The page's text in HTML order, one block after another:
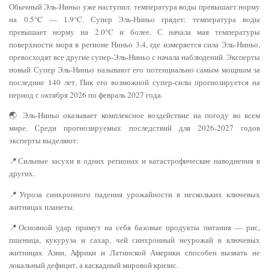
Обычный Эль-Ниньо уже наступил: температура воды превышает норму
на 0.5°C — 1.9°C. Супер Эль-Ниньо грядет: температура воды
превышает норму на 2.0°C и более. С начала мая температуры
поверхности моря в регионе Ниньо 3.4, где измеряется сила Эль-Ниньо,
превосходят все другие супер-Эль-Ниньо с начала наблюдений. Эксперты
новый Супер Эль-Ниньо называют его потенциально самым мощным за
последние 140 лет. Пик его возможной супер-силы прогнозируется на
период с октября 2026 по февраль 2027 года.
🌏 Эль-Ниньо оказывает комплексное воздействие на погоду во всем
мире. Среди прогнозируемых последствий для 2026-2027 годов
эксперты выделяют:
📍Сильные засухи в одних регионах и катастрофические наводнения в
других.
📍Угроза синхронного падения урожайности в нескольких ключевых
житницах планеты.
📍Основной удар примут на себя базовые продукты питания — рис,
пшеница, кукуруза и сахар, чей синхронный неурожай в ключевых
житницах Азии, Африки и Латинской Америки способен вызвать не
локальный дефицит, а каскадный мировой кризис.